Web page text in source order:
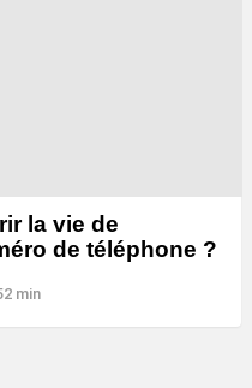
la vie de
de téléphone ?
min